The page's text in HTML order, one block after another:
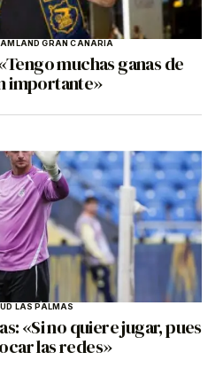
GRAN CANARIA
muchas ganas de
importante»
UD LAS PALMAS
«Si no quiere jugar, pues
las redes»